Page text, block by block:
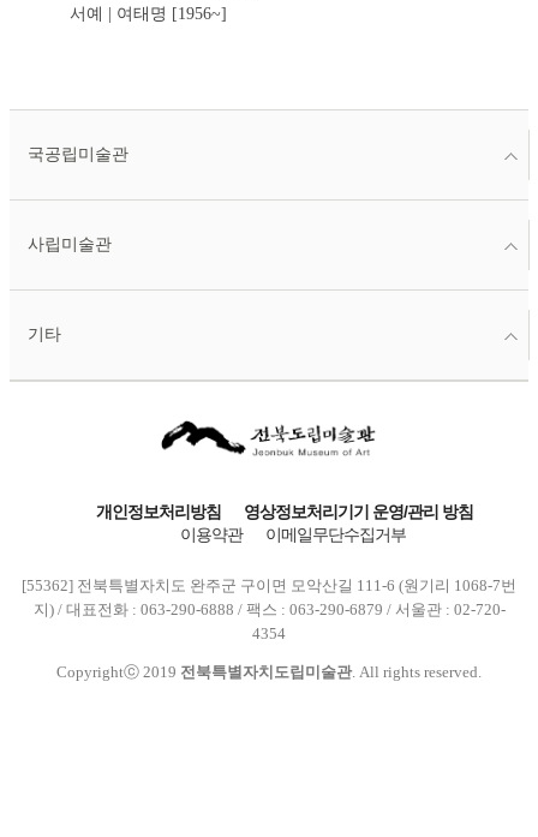
서예 | 여태명 [1956~]
국공립미술관
사립미술관
기타
개인정보처리방침
영상정보처리기기 운영/관리 방침
이용약관
이메일무단수집거부
[55362] 전북특별자치도 완주군 구이면 모악산길 111-6 (원기리 1068-7번
지) / 대표전화 : 063-290-6888 / 팩스 : 063-290-6879 / 서울관 : 02-720-
4354
Copyrightⓒ 2019 전북특별자치도립미술관. All rights reserved.